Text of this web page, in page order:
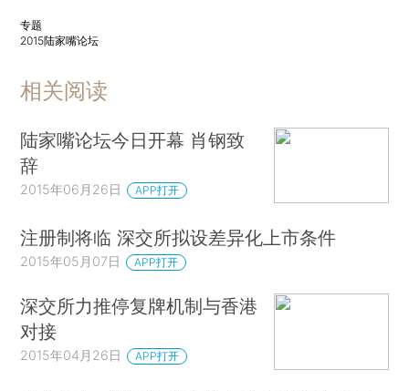
专题
2015陆家嘴论坛
相关阅读
陆家嘴论坛今日开幕 肖钢致
辞
2015年06月26日 APP打开
注册制将临 深交所拟设差异化上市条件
2015年05月07日 APP打开
深交所力推停复牌机制与香港
对接
2015年04月26日 APP打开